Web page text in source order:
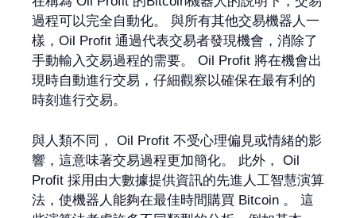
過程可以完全自動化。 與所有其他交易機器人一
樣，Oil Profit 通過代表交易者發現機會，消除了
手動輸入交易過程的需要。 Oil Profit 將在機會出
現時自動進行交易，仔細觀察以確保在最有利的
時刻進行交易。
與人類不同， Oil Profit 不受心理偏見或情緒的影
響，這意味著交易過程更加簡化。 此外， Oil
Profit 採用由大數據提供資訊的先進人工智慧演算
法，使機器人能夠在最佳時間購買 Bitcoin 。 這